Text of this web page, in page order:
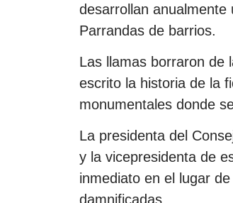
desarrollan
Parrandas de barrios.
Las llamas borraron de
escrito la historia de la
monumentales donde
La presidenta del
y la vicepresidenta de
inmediato en el lugar
damnificadas.